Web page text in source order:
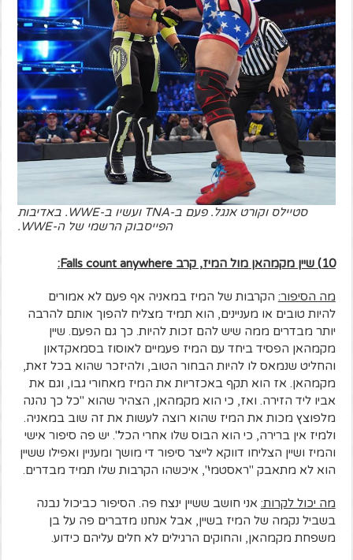
סטיילס וקורט אנגל. פעם ב-TNA ועשיו ב-WWE. באדיבות
הפייסבוק הרשמי של ה-WWE.
10) שיין מקמהאן מול המיז, קרב Falls count anywhere
:
מה הסיפור: הקרבות של המיז במאניה אף פעם לא אמורים
להיות טובים או מעניינים, הוא תמיד מצליח להפוך אותם להרבה
יותר מבדרים ממה שיש להם זכות להיות. כך גם הפעם. שיין
מקמהאן הפסיד ביחד עם המיז פעמיים לאוסוז בסמאקדאון
והחליט שנמאס לו להיות הבחור הטוב, ולהיזכר שהוא בכל זאת,
מקמהאן. אז הוא תקף באכזריות את המיז מאחורי גבו, וגם את
אביו ליד הזירה. ואז, כי הוא מקמהאן, הצהיר שהוא "כל כך נהנה
מלפוצץ מכות את המיז שהוא רוצה לעשות את זה שוב במאניה.
ולמיז אין ברירה, כי הוא הבוס שלו אחרי הכל". יש פה סיפור אישי
והמיז ושיין הצליחו דווקא לייצר סיפור די מושך ומעניין ואפילו ששיין
הוא לא מתאבק "ראסטמי", איכשהו הקרבות שלו תמיד מבדרים.
מה יכול לקרות: אני חושב ששיין ינצח פה. הסיפור כביכול נבנה
בשביל נקמה של המיז בשיין, אבל אנחנו מדברים פה על בן
משפחת מקמהאן, והחוקים הרגילים לא חלים עליהם כידוע.